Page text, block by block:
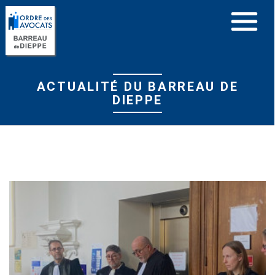
ACTUALITÉ DU BARREAU DE
DIEPPE
Panneau de gestion des cookies